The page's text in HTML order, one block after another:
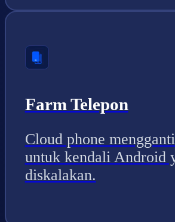
Farm Telepon
Cloud phone
untuk kendali Android
diskalakan.